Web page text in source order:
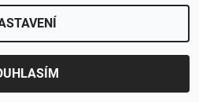
Shoptet
tržbu u správce daně online; v případě
pak nejpozději do 48 hodin.